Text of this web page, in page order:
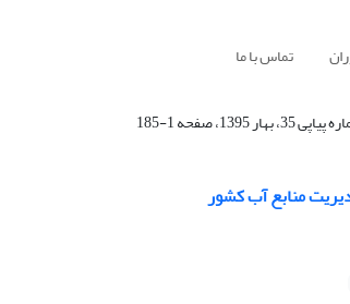
تماس با ما
منابع آب کشور